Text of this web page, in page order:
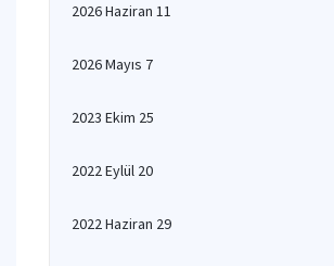
2026 Haziran 11
2026 Mayıs 7
2023 Ekim 25
2022 Eylül 20
2022 Haziran 29